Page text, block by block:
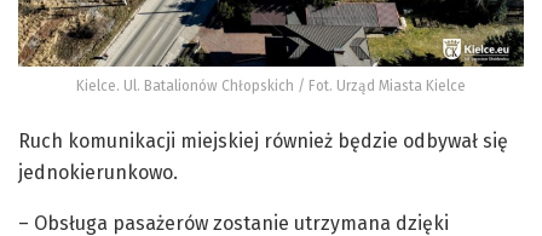
Kielce. Ul. Batalionów Chłopskich / Fot. Urząd Miasta Kielce
Ruch komunikacji miejskiej również będzie odbywał się
jednokierunkowo.
– Obsługa pasażerów zostanie utrzymana dzięki